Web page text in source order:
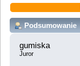
Podsumowanie
gumiska
Juror